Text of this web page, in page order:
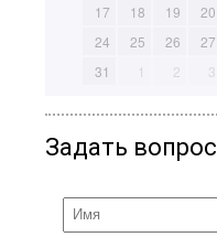
17
18 19 20
24
25 26 27
31
1 2 3
Задать вопрос